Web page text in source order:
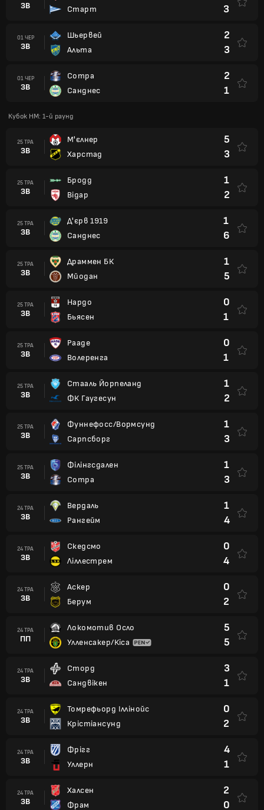
ЗВ
Старт
3
01 ЧЕР
ЗВ
Шьервей
Альта
2
3
01 ЧЕР
ЗВ
Сотра
Санднес
2
1
Кубок НМ: 1-й раунд
25 ТРА
ЗВ
М'єлнер
Харстад
5
3
25 ТРА
ЗВ
Бродд
Відар
1
2
25 ТРА
ЗВ
Д'єрв 1919
Санднес
1
6
25 ТРА
ЗВ
Драммен БК
Мйодан
1
5
25 ТРА
ЗВ
Нардо
Бьясен
0
1
25 ТРА
ЗВ
Рааде
Волеренга
0
1
25 ТРА
ЗВ
Стааль Йорпеланд
ФК Гаугесун
1
2
25 ТРА
ЗВ
Фуннефосс/Вормсунд
Сарпсборг
1
3
25 ТРА
ЗВ
Філінгсдален
Сотра
1
3
24 ТРА
ЗВ
Вердаль
Рангейм
1
4
24 ТРА
ЗВ
Скедсмо
Ліллестрем
0
4
24 ТРА
ЗВ
Аскер
Берум
0
2
24 ТРА
ПП
Локомотив Осло
Улленсакер/Кіса
5
5
24 ТРА
ЗВ
Сторд
Сандвікен
3
1
24 ТРА
ЗВ
Томрефьорд Іллінойс
Крістіансунд
0
2
24 ТРА
ЗВ
Фрігг
Уллерн
4
1
24 ТРА
ЗВ
Халсен
Фрам
2
0